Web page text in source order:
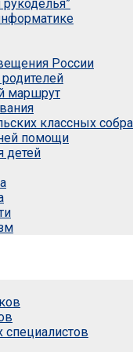
России
маршрут
классных
помощи
детей
специалистов